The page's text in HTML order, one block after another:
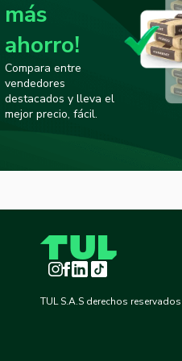
más
ahorro!
Compara entre
vendedores
destacados y lleva el
mejor precio, fácil.
Instagram
Facebook
LinkedInTikTok
TUL S.A.S derechos reservados